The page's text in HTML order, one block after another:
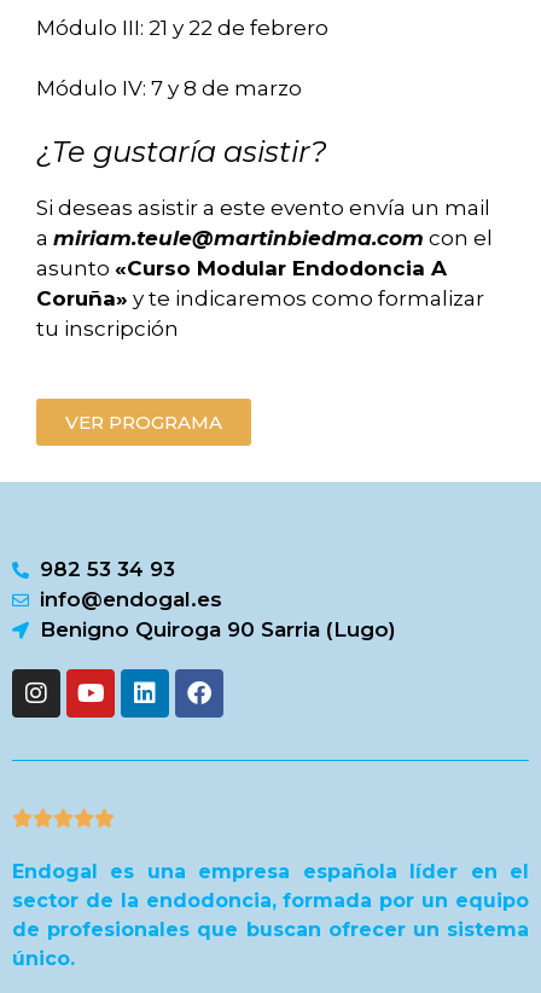
Módulo III: 21 y 22 de febrero
Módulo IV: 7 y 8 de marzo
¿Te gustaría asistir?
Si deseas asistir a este evento envía un mail
a miriam.teule@martinbiedma.com con el
asunto «Curso Modular Endodoncia A
Coruña» y te indicaremos como formalizar
tu inscripción
VER PROGRAMA
982 53 34 93
info@endogal.es
Benigno Quiroga 90 Sarria (Lugo)

Endogal es una empresa española líder en el
sector de la endodoncia, formada por un equipo
de profesionales que buscan ofrecer un sistema
único.